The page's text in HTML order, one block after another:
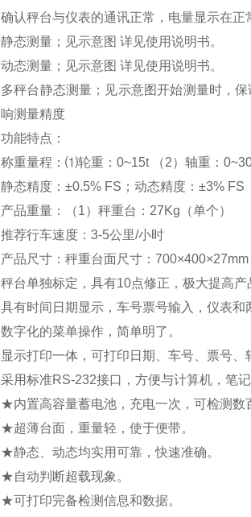
确认秤台与仪表的通讯正常，电量显示在正
静态测量；见示意图 详见使用说明书。
动态测量；见示意图 详见使用说明书。
多秤台静态测量；见示意图开始测量时，
响测量精度
功能特点：
称重量程：⑴轮重：0~15t （2）轴重：
静态精度：±0.5% FS；动态精度：±3% FS
产品重量：（1）秤重台：27Kg（单个）
推荐行车速度：3-5公里/小时
产品尺寸：秤重台面尺寸：
秤台单独标定，具有10点修正，极大提高产
具有时间日期显示，车号票号输入，仪表
数字化的菜单操作，简单明了。
显示打印一体，可打印日期、车号、票号
采用标准RS-232接口，方便与计算机，笔
★内置高容量蓄电池，充电一次，可检测数
★超薄台面，重量轻，使于便带。
★静态、动态均实用可靠，快速准确。
★自动判断超载现象。
★可打印完备检测信息和数据。